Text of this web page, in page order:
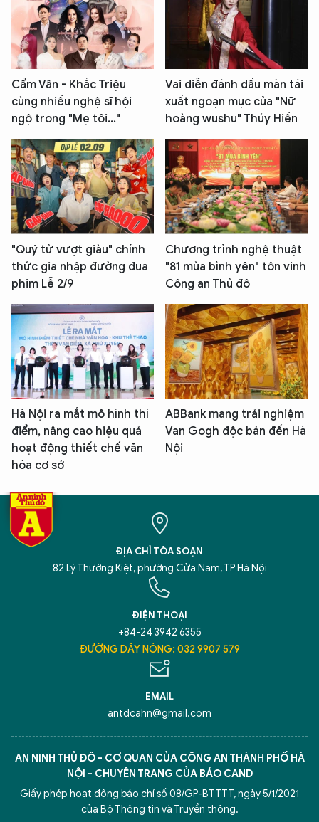
Cẩm Vân - Khắc Triệu
cùng nhiều nghệ sĩ hội
ngộ trong "Mẹ tôi..."
Vai diễn đánh dấu màn tái
xuất ngoạn mục của "Nữ
hoàng wushu" Thúy Hiền
"Quý tử vượt giàu" chính
thức gia nhập đường đua
phim Lễ 2/9
Chương trình nghệ thuật
"81 mùa bình yên" tôn vinh
Công an Thủ đô
Hà Nội ra mắt mô hình thí
điểm, nâng cao hiệu quả
hoạt động thiết chế văn
hóa cơ sở
ABBank mang trải nghiệm
Van Gogh độc bản đến Hà
Nội
ĐỊA CHỈ TÒA SOẠN
82 Lý Thường Kiệt, phường Cửa Nam, TP Hà Nội
ĐIỆN THOẠI
+84-24 3942 6355
ĐƯỜNG DÂY NÓNG: 032 9907 579
EMAIL
antdcahn@gmail.com
AN NINH THỦ ĐÔ - CƠ QUAN CỦA CÔNG AN THÀNH PHỐ HÀ
NỘI - CHUYÊN TRANG CỦA BÁO CAND
Giấy phép hoạt động báo chí số 08/GP-BTTTT, ngày 5/1/2021
của Bộ Thông tin và Truyền thông.